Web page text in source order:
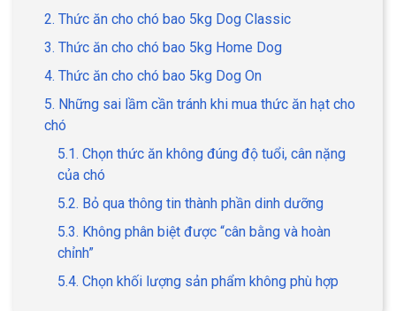
GIỚI THIỆU
Khách sạn chó mèo Spa chó mèo
Dịch vụ huấn luyện chó
2. Thức ăn cho chó bao 5kg Dog Classic
3. Thức ăn cho chó bao 5kg Home Dog
4. Thức ăn cho chó bao 5kg Dog On
5. Những sai lầm cần tránh khi mua thức ăn hạt cho
chó
5.1. Chọn thức ăn không đúng độ tuổi, cân nặng
của chó
5.2. Bỏ qua thông tin thành phần dinh dưỡng
5.3. Không phân biệt được “cân bằng và hoàn
chỉnh”
5.4. Chọn khối lượng sản phẩm không phù hợp